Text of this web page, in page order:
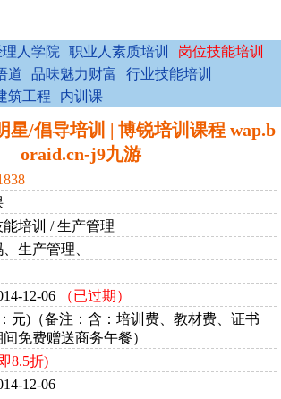
理人学院 职业人素质培训
岗位技能培训
道 品味魅力财富
行业技能培训
筑工程 内训课
星/倡导培训 | 博锐培训课程 wap.b
oraid.cn-j9九游
能培训 / 生产管理
生产管理、
12-06
（已过期）
元)（备注：含：培训费、教材费、证书
免费赠送商务午餐）
8.5折)
12-06